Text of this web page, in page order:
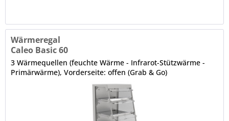
Wärmeregal
Caleo Basic 60
3 Wärmequellen (feuchte Wärme - Infrarot-Stützwärme -
Primärwärme), Vorderseite: offen (Grab & Go)